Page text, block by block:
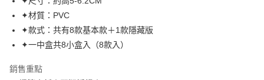
街口支付
悠遊付
AFTEE先享後付
相關說明
✦材質：PVC
✦款式：共有8款基本款＋1款隱藏版
✦一中盒共8小盒入（8款入）
銷售重點